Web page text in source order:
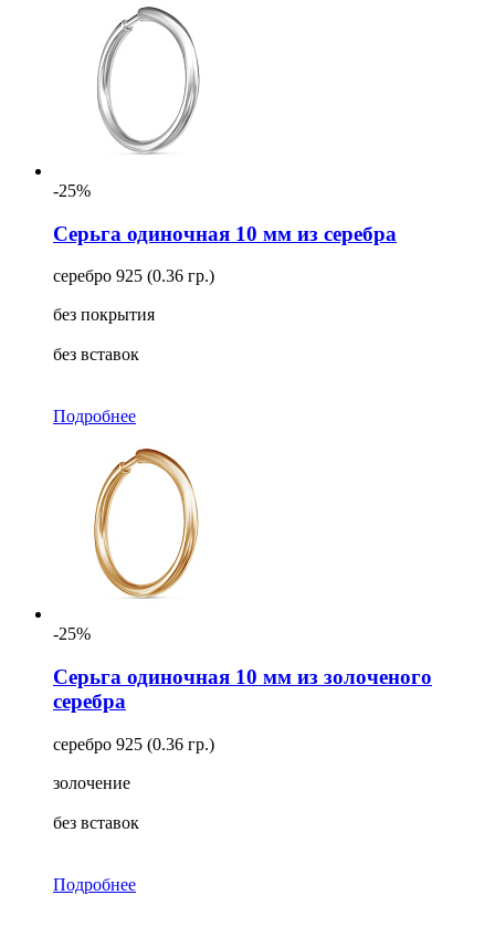
-25%
Серьга одиночная 10 мм из серебра
серебро 925 (0.36 гр.)
без покрытия
без вставок
Подробнее
-25%
Серьга одиночная 10 мм из золоченого
серебра
серебро 925 (0.36 гр.)
золочение
без вставок
Подробнее